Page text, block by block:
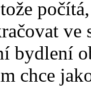
ve
bydlení
chce